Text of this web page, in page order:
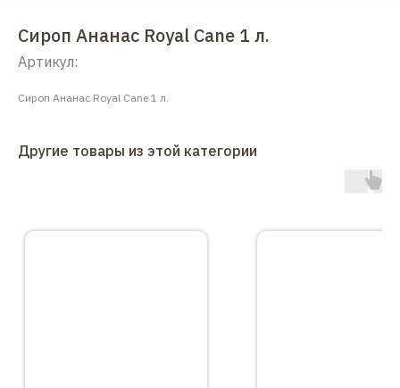
Сироп Ананас Royal Cane 1 л.
Артикул:
Сироп Ананас Royal Cane 1 л.
Другие товары из этой категории